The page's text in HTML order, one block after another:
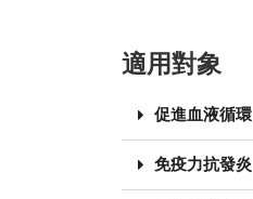
適用對象
促進血液循環
免疫力抗發炎